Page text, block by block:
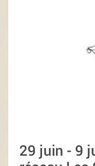
29 juin - 9